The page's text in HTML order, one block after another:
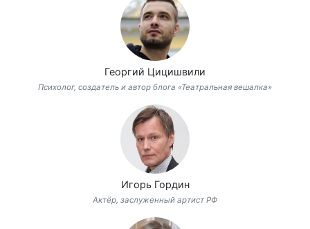
Георгий Цицишвили
Психолог, создатель и автор блога «Театральная вешалка»
Игорь Гордин
Актёр, заслуженный артист РФ